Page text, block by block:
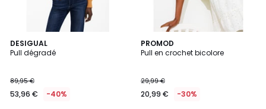
DESIGUAL
Pull dégradé
89,95 €
53,96 € -40%
PROMOD
Pull en crochet bicolore
29,99 €
20,99 € -30%